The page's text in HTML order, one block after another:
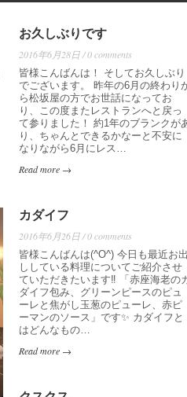
お久しぶりです
2016年6月28日 / 0 comments
皆様こんばんは！ そしてお久しぶり
でございます。 昨年の6月の終わり
ら松坂屋の方でお世話になってお
り、この度またレストランへと戻っ
て参りました！ 約1年のブランクが
り、ちゃんとできるかなーと不安に
なりながら6月にレス…
Read more →
カダイフ
2016年6月26日 / 0 comments
皆様こんばんは(^O^) 今日も最近お出
ししている料理についてご紹介させ
ていただきたいます‼️ 「赤座海老の
ダイフ包み、グリーンピースのピュ
ーレと焦がし玉葱のピューレ、赤ピ
ーマンのソース」です✨ カダイフと
はどんなもの…
Read more →